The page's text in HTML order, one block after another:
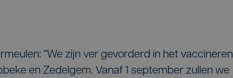
“We zijn ver gevorderd in het vaccineren
en Zedelgem. Vanaf 1 september zullen we